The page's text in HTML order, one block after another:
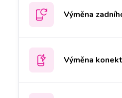
Výměna
Výměna